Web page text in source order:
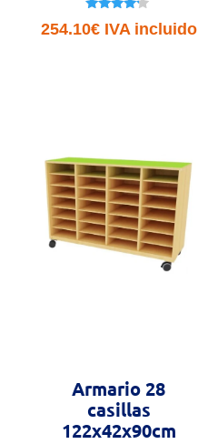
con
254.10€ IVA incluido
Armario 28
casillas
122x42x90cm